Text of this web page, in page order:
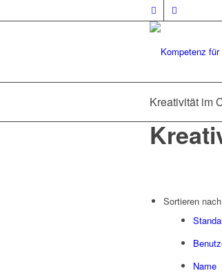
Kreativität im
Sortieren nach
Name